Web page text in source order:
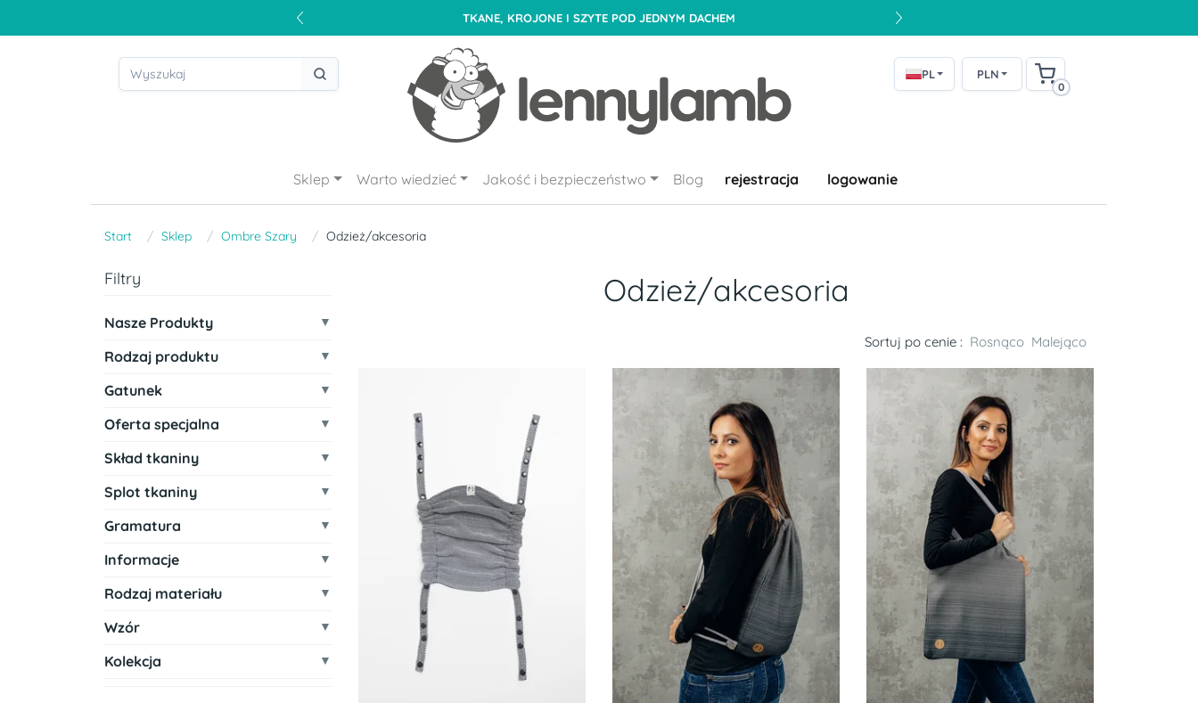
TKANE, KROJONE I SZYTE POD JEDNYM DACHEM
PL PLN
0
Sklep Warto wiedzieć Jakość i bezpieczeństwo Blog rejestracja logowanie
Start Sklep Ombre Szary Odzież/akcesoria
Filtry
Nasze Produkty
Rodzaj produktu
Gatunek
Oferta specjalna
Skład tkaniny
Splot tkaniny
Gramatura
Informacje
Rodzaj materiału
Wzór
Kolekcja
Odzież/akcesoria
Sortuj po cenie : Rosnąco Malejąco